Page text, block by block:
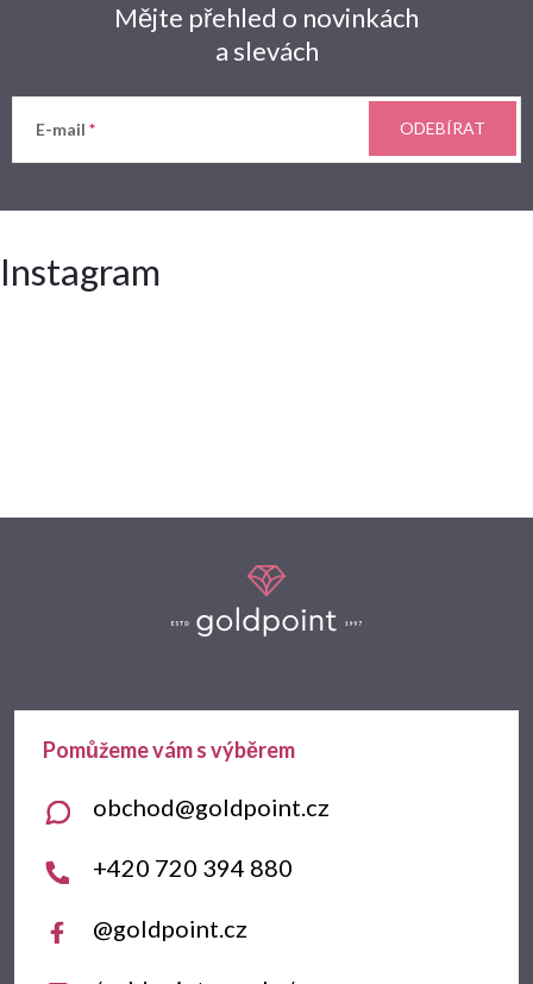
Mějte přehled o novinkách
a slevách
E-mail ODEBÍRAT
Instagram
a
obchod@goldpoint.cz
+420 720 394 880
@goldpoint.cz